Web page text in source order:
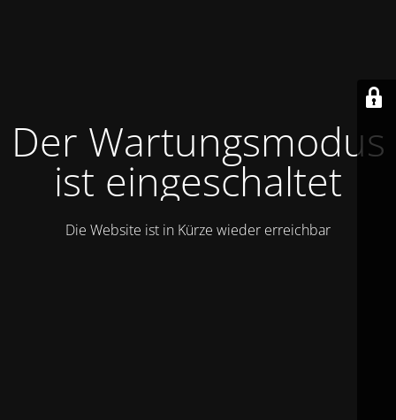
Der Wartungsmodus
ist eingeschaltet
Die Website ist in Kürze wieder erreichbar